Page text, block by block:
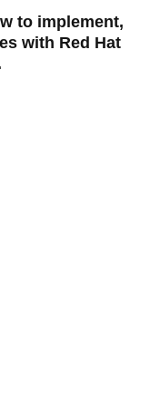
to implement,
with Red Hat